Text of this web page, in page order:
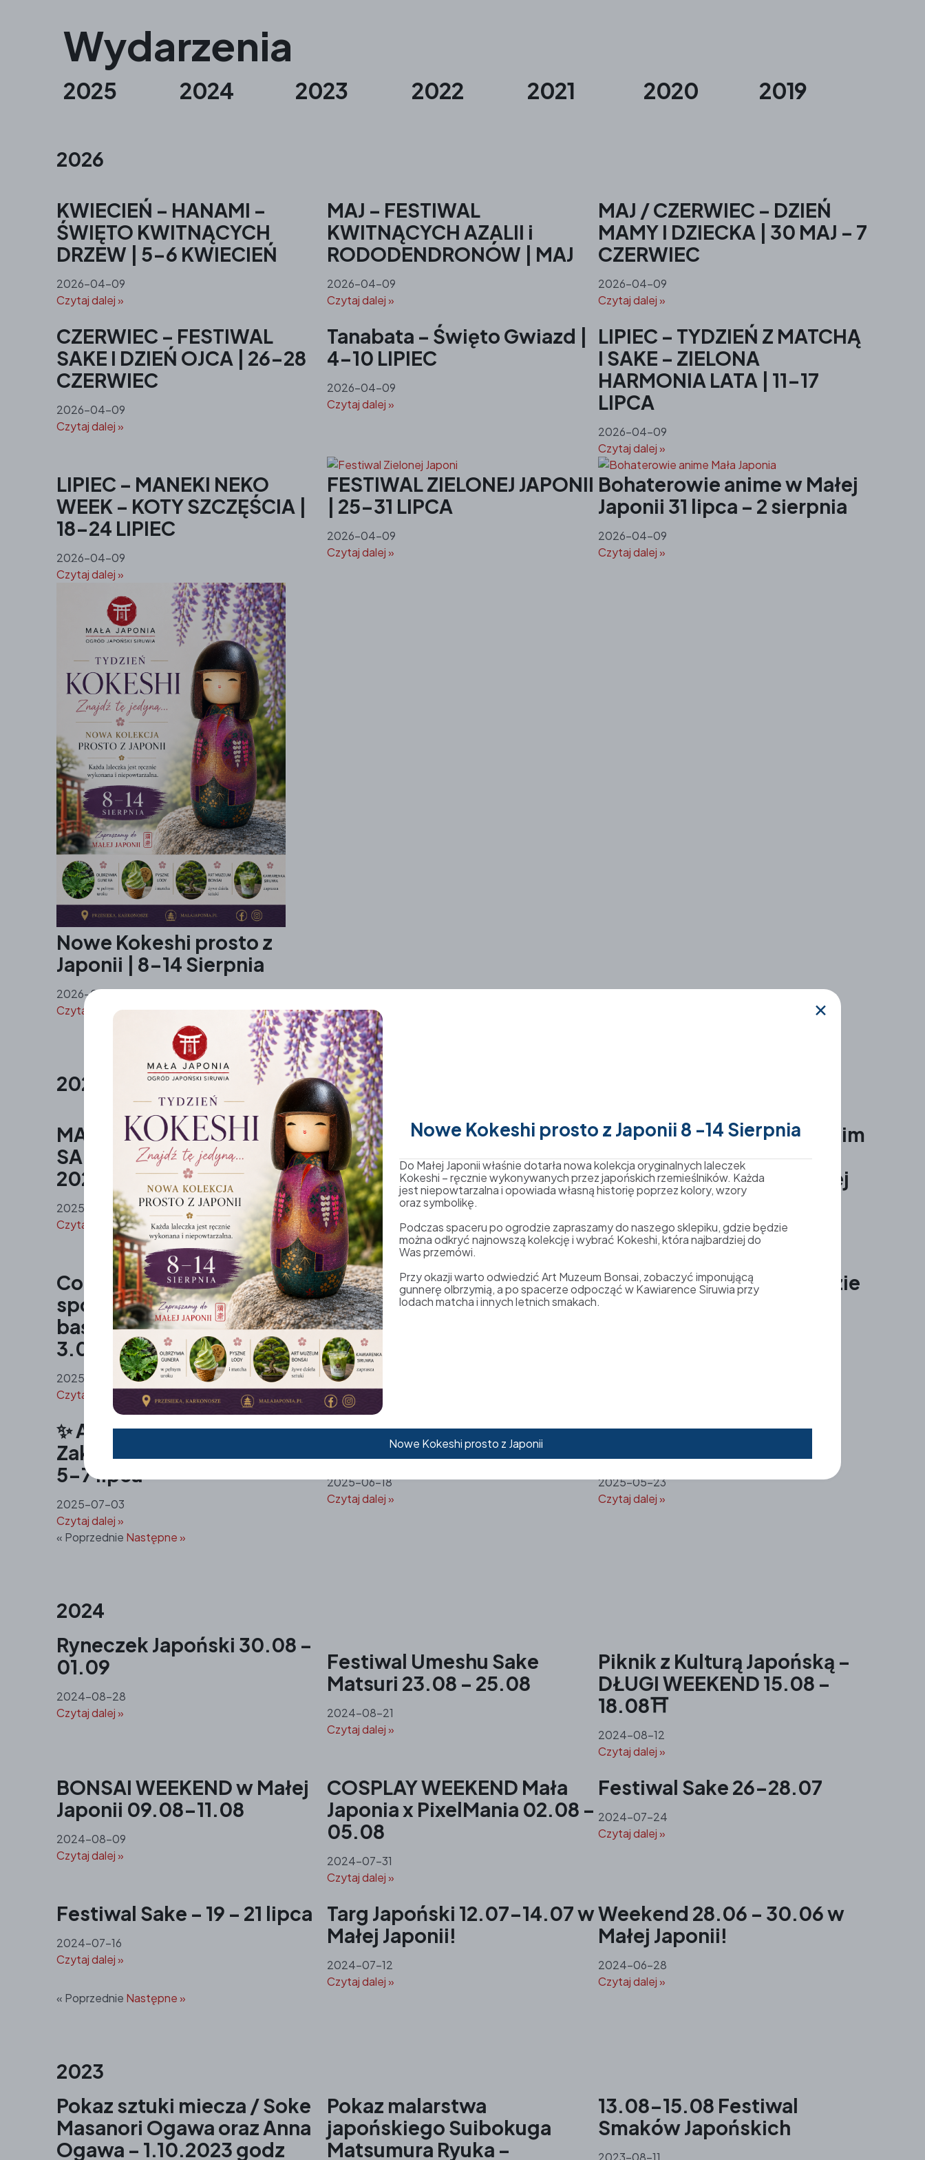
Wydarzenia
2025 2024 2023 2022 2021 2020 2019
2026
KWIECIEŃ – HANAMI –
ŚWIĘTO KWITNĄCYCH
DRZEW | 5-6 KWIECIEŃ
2026-04-09
Czytaj dalej »
MAJ – FESTIWAL
KWITNĄCYCH AZALII i
RODODENDRONÓW | MAJ
2026-04-09
Czytaj dalej »
MAJ / CZERWIEC – DZIEŃ
MAMY I DZIECKA | 30 MAJ – 7
CZERWIEC
2026-04-09
Czytaj dalej »
CZERWIEC – FESTIWAL
SAKE I DZIEŃ OJCA | 26-28
CZERWIEC
2026-04-09
Czytaj dalej »
Tanabata – Święto Gwiazd |
4-10 LIPIEC
2026-04-09
Czytaj dalej »
LIPIEC – TYDZIEŃ Z MATCHĄ
I SAKE – ZIELONA
HARMONIA LATA | 11-17
LIPCA
2026-04-09
Czytaj dalej »
LIPIEC – MANEKI NEKO
WEEK – KOTY SZCZĘŚCIA |
18-24 LIPIEC
2026-04-09
Czytaj dalej »
FESTIWAL ZIELONEJ JAPONII
| 25-31 LIPCA
2026-04-09
Czytaj dalej »
Bohaterowie anime w Małej
Japonii 31 lipca – 2 sierpnia
2026-04-09
Czytaj dalej »
Nowe Kokeshi prosto z
Japonii | 8-14 Sierpnia
2026-04-09
Czytaj dalej »
2025
MANDALA W DUCHU WABI-
SABI 18 i 25 października
2025 r. | godz. 13.00
2025-10-09
Czytaj dalej »
Międzynarodowy Dzień
Pokoju 21.09.2025
2025-09-12
Czytaj dalej »
Długi weekend w japońskim
klimacie „Festiwal Sake i
warsztaty Origami w Małej
Japonii”
2025-08-13
Czytaj dalej »
Cosplay w Małej Japonii –
spotkanie z bohaterami
baśni i legend ? 1.08-
3.08.2025
2025-07-17
Czytaj dalej »
Zakochaj się w Kokeshi –
Tydzień Drewnianych
Talizmanów
2025-07-13
Czytaj dalej »
Samuraj i gejsze w ogrodzie
Japońskim SIRUWIA
✨ Astralne Święto
Zakochanych – Tanabata ✨
5-7 lipca
2025-07-03
Czytaj dalej »
FESTIWAL SAKE 19.06-
2025-06-18
Czytaj dalej »
Kodomo no Hi – Dzień
2025-05-23
Czytaj dalej »
« Poprzednie Następne »
2024
Ryneczek Japoński 30.08 –
01.09
2024-08-28
Czytaj dalej »
Festiwal Umeshu Sake
Matsuri 23.08 – 25.08
2024-08-21
Czytaj dalej »
Piknik z Kulturą Japońską –
DŁUGI WEEKEND 15.08 –
18.08⛩️
2024-08-12
Czytaj dalej »
BONSAI WEEKEND w Małej
Japonii 09.08-11.08
2024-08-09
Czytaj dalej »
COSPLAY WEEKEND Mała
Japonia x PixelMania 02.08 –
05.08
2024-07-31
Czytaj dalej »
Festiwal Sake 26-28.07
2024-07-24
Czytaj dalej »
Festiwal Sake – 19 – 21 lipca
2024-07-16
Czytaj dalej »
Targ Japoński 12.07-14.07 w
Małej Japonii!
2024-07-12
Czytaj dalej »
Weekend 28.06 – 30.06 w
Małej Japonii!
2024-06-28
Czytaj dalej »
« Poprzednie Następne »
2023
Pokaz sztuki miecza / Soke
Masanori Ogawa oraz Anna
Ogawa – 1.10.2023 godz
Pokaz malarstwa
japońskiego Suibokuga
Matsumura Ryuka –
13.08-15.08 Festiwal
Smaków Japońskich
2023-08-11
✕
Nowe Kokeshi prosto z Japonii 8 -14 Sierpnia
Do Małej Japonii właśnie dotarła nowa kolekcja oryginalnych laleczek
Kokeshi – ręcznie wykonywanych przez japońskich rzemieślników. Każda
jest niepowtarzalna i opowiada własną historię poprzez kolory, wzory
oraz symbolikę.
Podczas spaceru po ogrodzie zapraszamy do naszego sklepiku, gdzie będzie
można odkryć najnowszą kolekcję i wybrać Kokeshi, która najbardziej do
Was przemówi.
Przy okazji warto odwiedzić Art Muzeum Bonsai, zobaczyć imponującą
gunnerę olbrzymią, a po spacerze odpocząć w Kawiarence Siruwia przy
lodach matcha i innych letnich smakach.
Nowe Kokeshi prosto z Japonii